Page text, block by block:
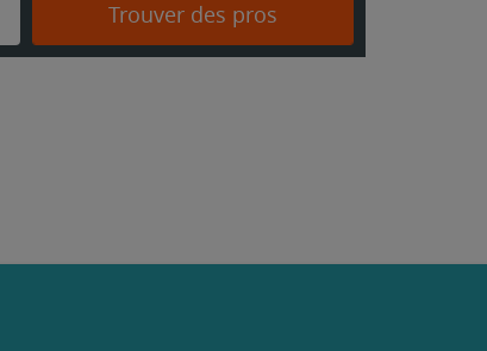
Trouver des pros